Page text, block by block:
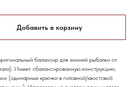
Добавить в корзину
балансир для зимней рыбалки от
Имеет сбалансированную конструкцию,
(одинарные крючки в головной/хвостовой